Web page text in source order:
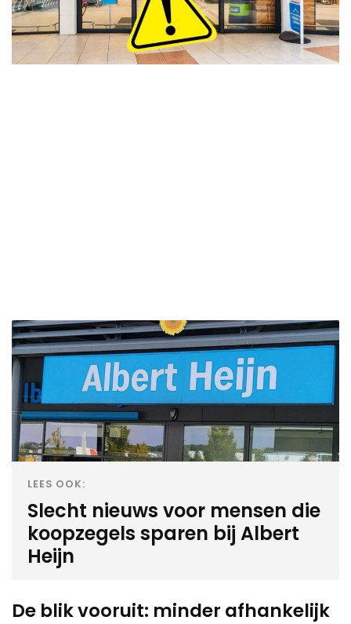
LEES OOK:
Slecht nieuws voor mensen die
koopzegels sparen bij Albert
Heijn
De blik vooruit: minder afhankelijk